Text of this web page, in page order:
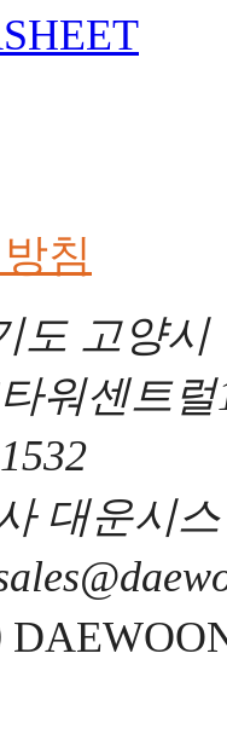
침
도 고양
워센트
대운시